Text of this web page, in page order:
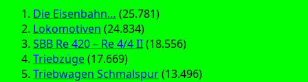
Die Eisenbahn… (25.781)
Lokomotiven (24.834)
SBB Re 420 – Re 4/4 II(18.556)
Triebzüge(17.669)
Triebwagen Schmalspur(13.496)